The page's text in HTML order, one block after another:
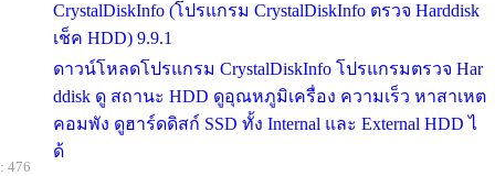
CrystalDiskInfo (โปรแกรม CrystalDiskInfo ตรวจ Harddisk
เช็ค HDD) 9.9.1
ดาวน์โหลดโปรแกรม CrystalDiskInfo โปรแกรมตรวจ Har
ddisk ดู สถานะ HDD ดูอุณหภูมิเครื่อง ความเร็ว หาสาเหต
คอมพัง ดูฮาร์ดดิสก์ SSD ทั้ง Internal และ External HDD ไ
ด้
476